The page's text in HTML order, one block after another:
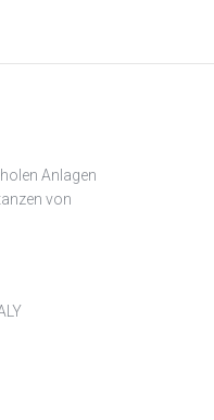
Anlagen
von